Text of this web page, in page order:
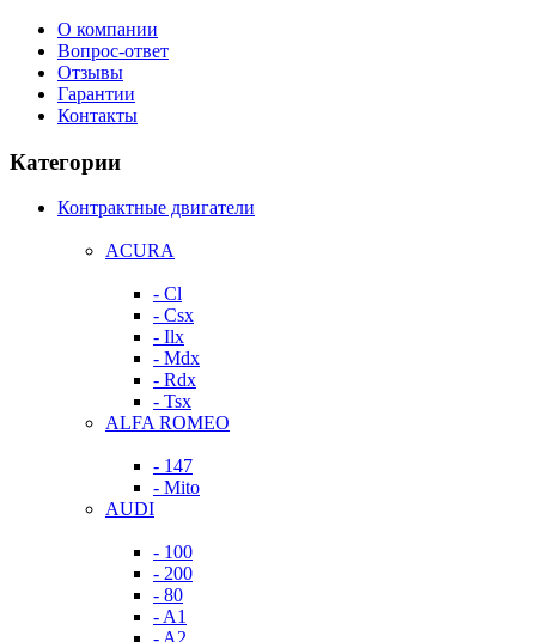
О компании
Вопрос-ответ
Отзывы
Гарантии
Контакты
Категории
Контрактные двигатели
ACURA
- Cl
- Csx
- Ilx
- Mdx
- Rdx
- Tsx
ALFA ROMEO
- 147
- Mito
AUDI
- 100
- 200
- 80
- A1